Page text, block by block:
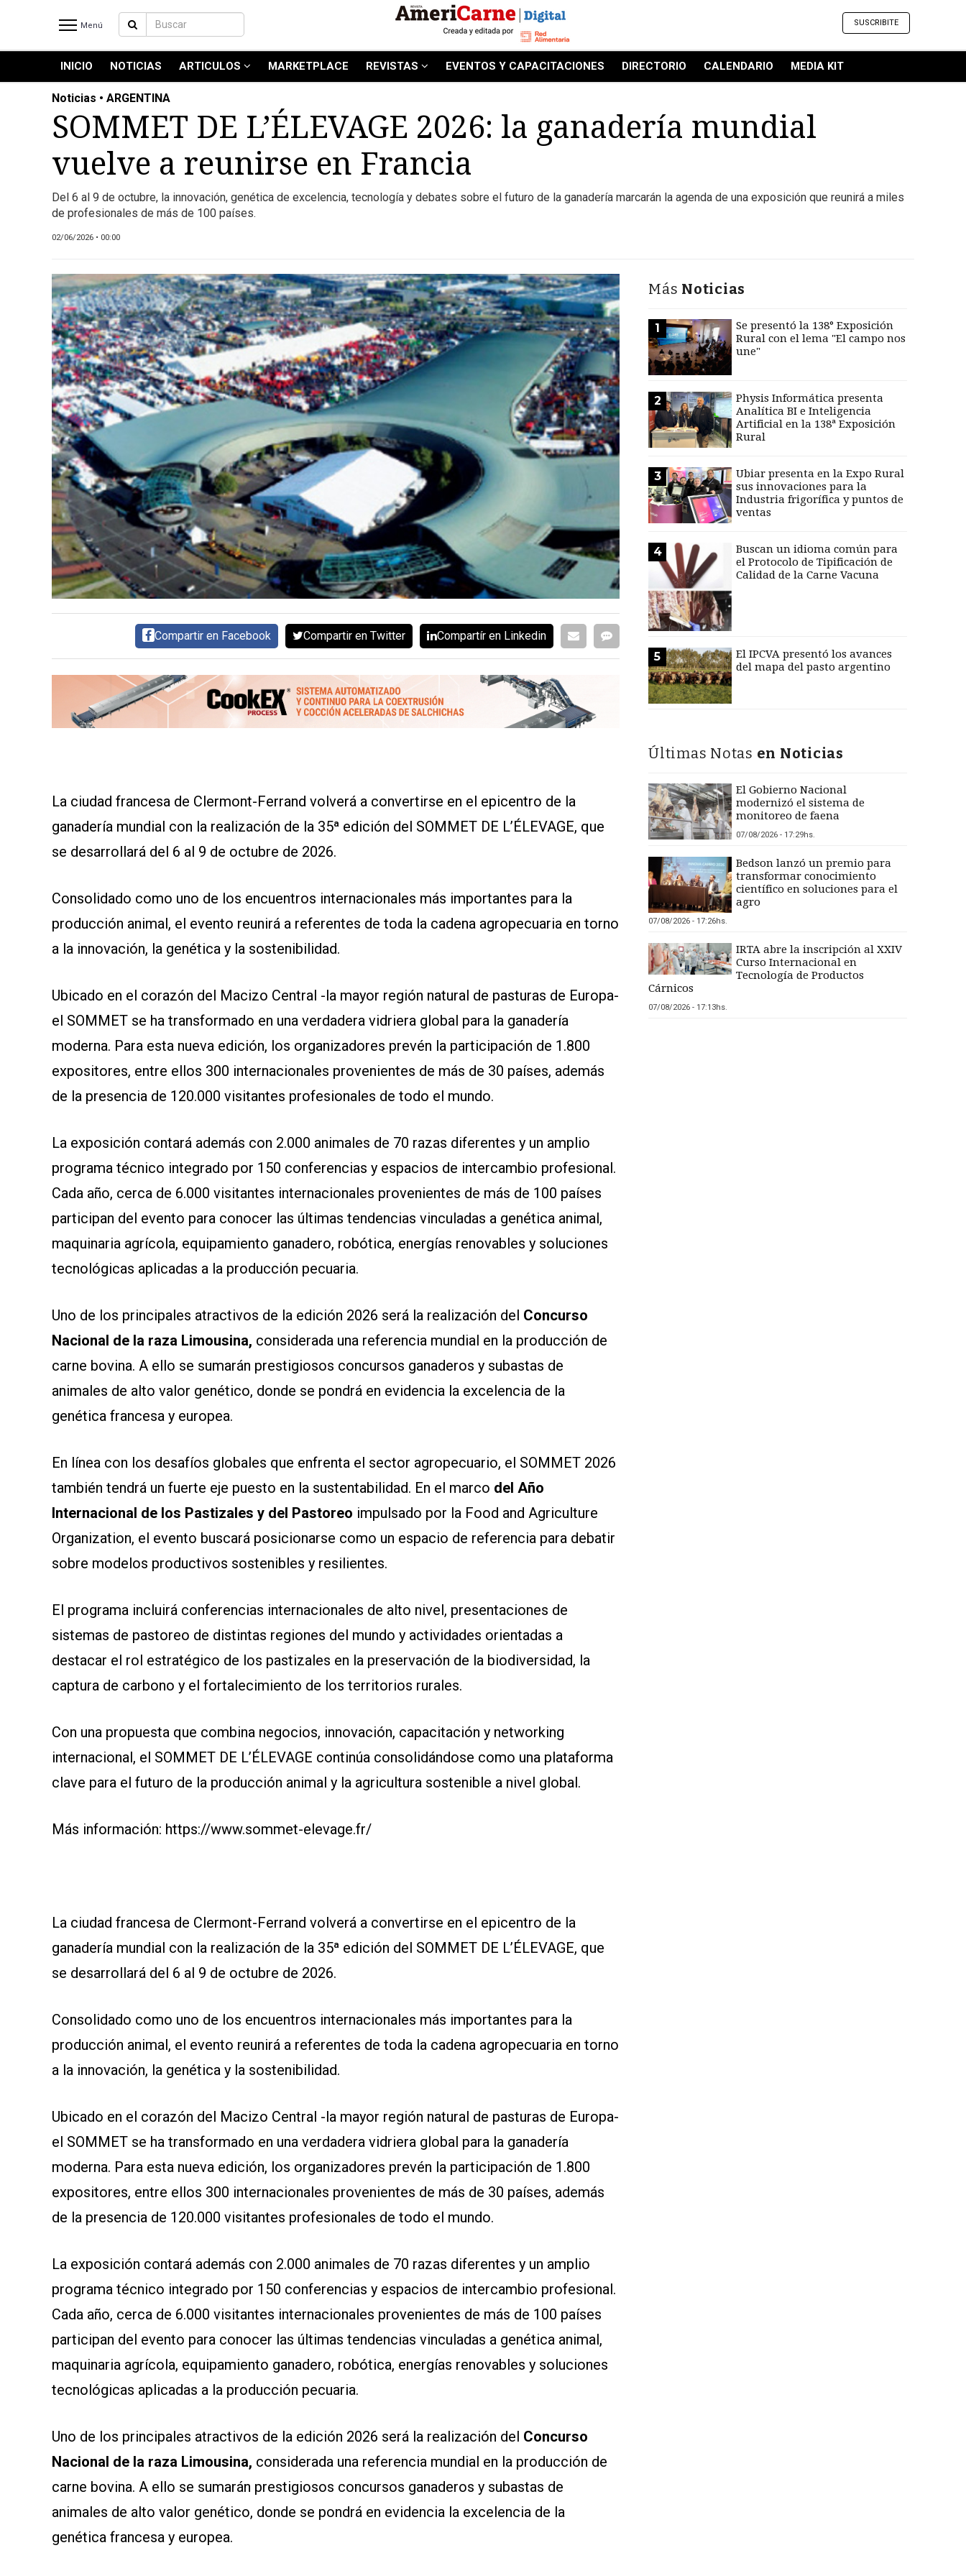
NOTICIAS RECIENTES
NOTICIAS
ARTICULOS
PRODUCCIÓN
PRODUCTO
NUEVOS PRODUCTOS
MARKETPLACE
REVISTAS
CATÁLOGO DE CORTES DE
CARNE VACUNA
EVENTOS Y
CAPACITACIONES
DIRECTORIO
CALENDARIO
MEDIA KIT
TEMAS DESTACADOS
CARNE
FRIGORIFICO
VACAS
INVESTIGACIÓN
AGRO
CONCURSO
PREMIO
PRIVACIDAD
Menú SUSCRIBITE
INICIO NOTICIAS ARTICULOS MARKETPLACE REVISTAS EVENTOS Y CAPACITACIONES DIRECTORIO CALENDARIO MEDIA KIT
Noticias • ARGENTINA
SOMMET DE L’ÉLEVAGE 2026: la ganadería mundial
vuelve a reunirse en Francia
Del 6 al 9 de octubre, la innovación, genética de excelencia, tecnología y debates sobre el futuro de la ganadería marcarán la agenda de una exposición que reunirá a miles
de profesionales de más de 100 países.
02/06/2026 • 00:00
Compartir en Facebook Compartir en Twitter Compartír en Linkedin
La ciudad francesa de Clermont-Ferrand volverá a convertirse en el epicentro de la
ganadería mundial con la realización de la 35ª edición del SOMMET DE L’ÉLEVAGE, que
se desarrollará del 6 al 9 de octubre de 2026.
Consolidado como uno de los encuentros internacionales más importantes para la
producción animal, el evento reunirá a referentes de toda la cadena agropecuaria en torno
a la innovación, la genética y la sostenibilidad.
Ubicado en el corazón del Macizo Central -la mayor región natural de pasturas de Europa-
el SOMMET se ha transformado en una verdadera vidriera global para la ganadería
moderna. Para esta nueva edición, los organizadores prevén la participación de 1.800
expositores, entre ellos 300 internacionales provenientes de más de 30 países, además
de la presencia de 120.000 visitantes profesionales de todo el mundo.
La exposición contará además con 2.000 animales de 70 razas diferentes y un amplio
programa técnico integrado por 150 conferencias y espacios de intercambio profesional.
Cada año, cerca de 6.000 visitantes internacionales provenientes de más de 100 países
participan del evento para conocer las últimas tendencias vinculadas a genética animal,
maquinaria agrícola, equipamiento ganadero, robótica, energías renovables y soluciones
tecnológicas aplicadas a la producción pecuaria.
Uno de los principales atractivos de la edición 2026 será la realización del Concurso
Nacional de la raza Limousina, considerada una referencia mundial en la producción de
carne bovina. A ello se sumarán prestigiosos concursos ganaderos y subastas de
animales de alto valor genético, donde se pondrá en evidencia la excelencia de la
genética francesa y europea.
En línea con los desafíos globales que enfrenta el sector agropecuario, el SOMMET 2026
también tendrá un fuerte eje puesto en la sustentabilidad. En el marco del Año
Internacional de los Pastizales y del Pastoreo impulsado por la Food and Agriculture
Organization, el evento buscará posicionarse como un espacio de referencia para debatir
sobre modelos productivos sostenibles y resilientes.
El programa incluirá conferencias internacionales de alto nivel, presentaciones de
sistemas de pastoreo de distintas regiones del mundo y actividades orientadas a
destacar el rol estratégico de los pastizales en la preservación de la biodiversidad, la
captura de carbono y el fortalecimiento de los territorios rurales.
Con una propuesta que combina negocios, innovación, capacitación y networking
internacional, el SOMMET DE L’ÉLEVAGE continúa consolidándose como una plataforma
clave para el futuro de la producción animal y la agricultura sostenible a nivel global.
Más información: https://www.sommet-elevage.fr/
La ciudad francesa de Clermont-Ferrand volverá a convertirse en el epicentro de la
ganadería mundial con la realización de la 35ª edición del SOMMET DE L’ÉLEVAGE, que
se desarrollará del 6 al 9 de octubre de 2026.
Consolidado como uno de los encuentros internacionales más importantes para la
producción animal, el evento reunirá a referentes de toda la cadena agropecuaria en torno
a la innovación, la genética y la sostenibilidad.
Ubicado en el corazón del Macizo Central -la mayor región natural de pasturas de Europa-
el SOMMET se ha transformado en una verdadera vidriera global para la ganadería
moderna. Para esta nueva edición, los organizadores prevén la participación de 1.800
expositores, entre ellos 300 internacionales provenientes de más de 30 países, además
de la presencia de 120.000 visitantes profesionales de todo el mundo.
La exposición contará además con 2.000 animales de 70 razas diferentes y un amplio
programa técnico integrado por 150 conferencias y espacios de intercambio profesional.
Cada año, cerca de 6.000 visitantes internacionales provenientes de más de 100 países
participan del evento para conocer las últimas tendencias vinculadas a genética animal,
maquinaria agrícola, equipamiento ganadero, robótica, energías renovables y soluciones
tecnológicas aplicadas a la producción pecuaria.
Uno de los principales atractivos de la edición 2026 será la realización del Concurso
Nacional de la raza Limousina, considerada una referencia mundial en la producción de
carne bovina. A ello se sumarán prestigiosos concursos ganaderos y subastas de
animales de alto valor genético, donde se pondrá en evidencia la excelencia de la
genética francesa y europea.
Más Noticias
1
Se presentó la 138° Exposición
Rural con el lema "El campo nos
une"
2
Physis Informática presenta
Analítica BI e Inteligencia
Artificial en la 138ª Exposición
Rural
3
Ubiar presenta en la Expo Rural
sus innovaciones para la
Industria frigorífica y puntos de
ventas
4
Buscan un idioma común para
el Protocolo de Tipificación de
Calidad de la Carne Vacuna
5
El IPCVA presentó los avances
del mapa del pasto argentino
Últimas Notas en Noticias
El Gobierno Nacional
modernizó el sistema de
monitoreo de faena
07/08/2026 - 17:29hs.
Bedson lanzó un premio para
transformar conocimiento
científico en soluciones para el
agro
07/08/2026 - 17:26hs.
IRTA abre la inscripción al XXIV
Curso Internacional en
Tecnología de Productos
Cárnicos
07/08/2026 - 17:13hs.